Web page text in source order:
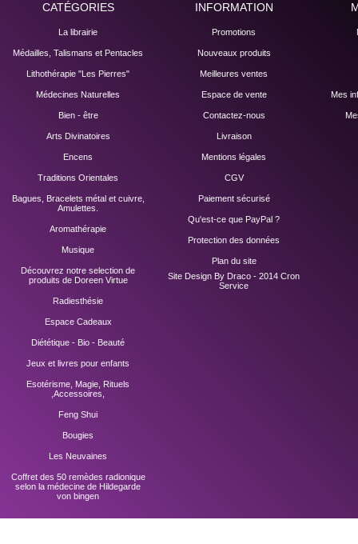
CATÉGORIES
La librairie
Médailles, Talismans et Pentacles
Lithothérapie "Les Pierres"
Médecines Naturelles
Bien - être
Arts Divinatoires
Encens
Traditions Orientales
Bagues, Bracelets métal et cuivre,
Amulettes.
Aromathérapie
Musique
Découvrez notre selection de
produits de Doreen Virtue
Radiesthésie
Espace Cadeaux
Diététique - Bio - Beauté
Jeux et livres pour enfants
Esotérisme, Magie, Rituels
,Accessoires,
Feng Shui
Bougies
Les Neuvaines
Coffret des 50 remèdes radionique
selon la médecine de Hildegarde
von bingen
INFORMATION
Promotions
Nouveaux produits
Meilleures ventes
Espace de vente
Contactez-nous
Livraison
Mentions légales
CGV
Paiement sécurisé
Qu'est-ce que PayPal ?
Protection des données
Plan du site
Site Design By Draco - 2014 Cron
Service
Mes